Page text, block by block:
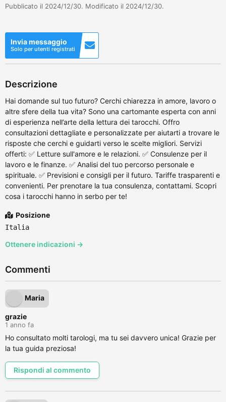
Pubblicato il 2024/12/30. Modificato il 2024/12/30.
Invia messaggio
Solo per utenti registrati
Descrizione
Hai domande sul tuo futuro? Cerchi chiarezza in amore, lavoro o
altre sfere della tua vita? Sono una cartomante esperta con anni
di esperienza nell’arte della lettura dei tarocchi. Offro
consultazioni dettagliate e personalizzate per aiutarti a trovare le
risposte che cerchi e guidarti verso le scelte migliori. Servizi
offerti: ✅ Letture sull'amore e le relazioni. ✅ Consulenze per il
lavoro e le finanze. ✅ Analisi del tuo percorso personale e
spirituale. ✅ Previsioni e consigli per il futuro. Tariffe trasparenti e
convenienti. Per prenotare la tua consulenza, contattami. Scopri
cosa i tarocchi hanno in serbo per te!
Posizione
Italia
Ottenere indicazioni →
Commenti
Maria
grazie
1 anno fa
Ho consultato molti tarologi, ma tu sei davvero unica! Grazie per
la tua guida preziosa!
Rispondi al commento